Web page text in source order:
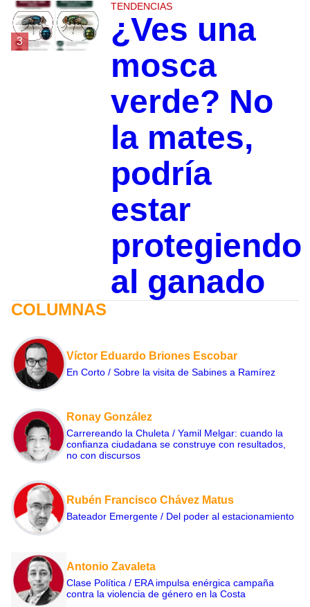
3
TENDENCIAS
¿Ves una
mosca
verde? No
la mates,
podría
estar
protegiendo
al ganado
COLUMNAS
Víctor Eduardo Briones Escobar
En Corto / Sobre la visita de Sabines a Ramírez
Ronay González
Carrereando la Chuleta / Yamil Melgar: cuando la
confianza ciudadana se construye con resultados,
no con discursos
Rubén Francisco Chávez Matus
Bateador Emergente / Del poder al estacionamiento
Antonio Zavaleta
Clase Política / ERA impulsa enérgica campaña
contra la violencia de género en la Costa